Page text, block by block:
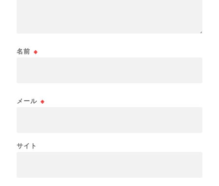
名前 ※
メール ※
サイト